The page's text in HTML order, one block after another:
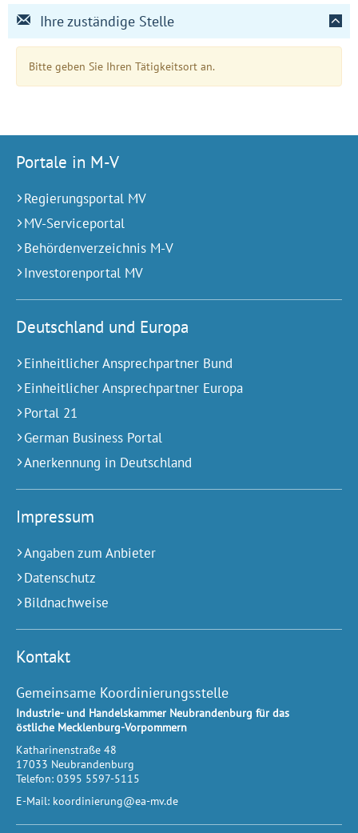
Ihre zuständige Stelle
Bitte geben Sie Ihren Tätigkeitsort an.
Portale in M-V
Regierungsportal MV
MV-Serviceportal
Behördenverzeichnis M-V
Investorenportal MV
Deutschland und Europa
Einheitlicher Ansprechpartner Bund
Einheitlicher Ansprechpartner Europa
Portal 21
German Business Portal
Anerkennung in Deutschland
Impressum
Angaben zum Anbieter
Datenschutz
Bildnachweise
Kontakt
Gemeinsame Koordinierungsstelle
Industrie- und Handelskammer Neubrandenburg für das
östliche Mecklenburg-Vorpommern
Katharinenstraße 48
17033 Neubrandenburg
Telefon: 0395 5597-5115
E-Mail: koordinierung@ea-mv.de